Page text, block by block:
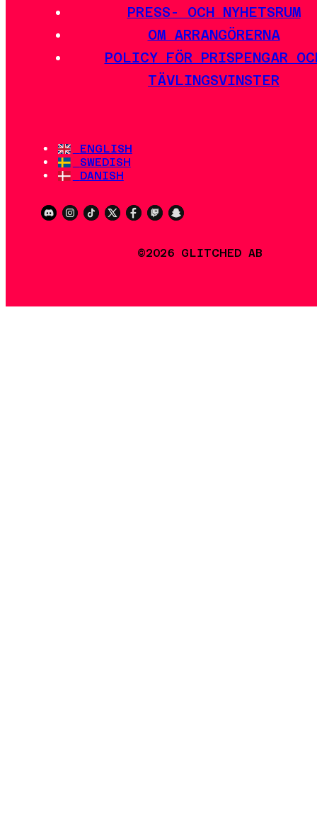
PRESS- OCH NYHETSRUM
OM ARRANGÖRERNA
POLICY FÖR PRISPENGAR
TÄVLINGSVINSTER
ENGLISH
SWEDISH
DANISH
©2026 GLITCHED AB